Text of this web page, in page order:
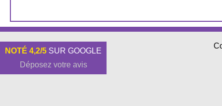
NOTÉ 4,2/5 SUR GOOGLE
Déposez votre avis